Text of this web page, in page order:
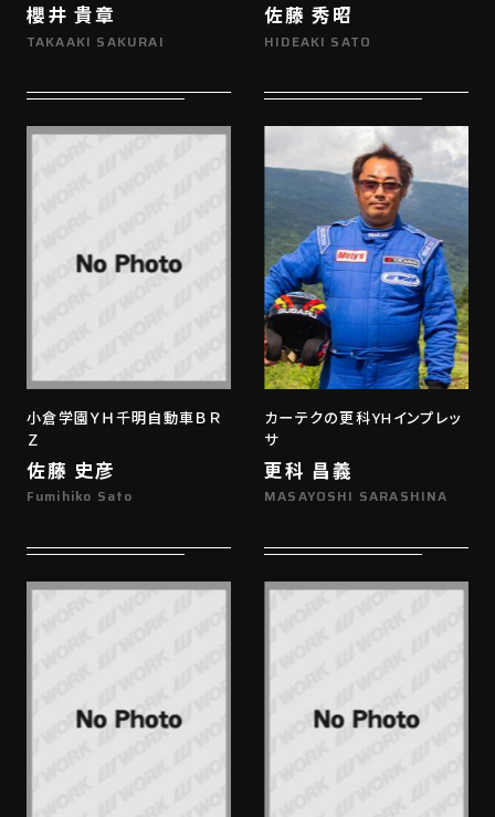
櫻井 貴章
TAKAAKI SAKURAI
佐藤 秀昭
HIDEAKI SATO
小倉学園ＹＨ千明自動車ＢＲ
Ｚ
佐藤 史彦
Fumihiko Sato
カーテクの更科YHインプレッ
サ
更科 昌義
MASAYOSHI SARASHINA